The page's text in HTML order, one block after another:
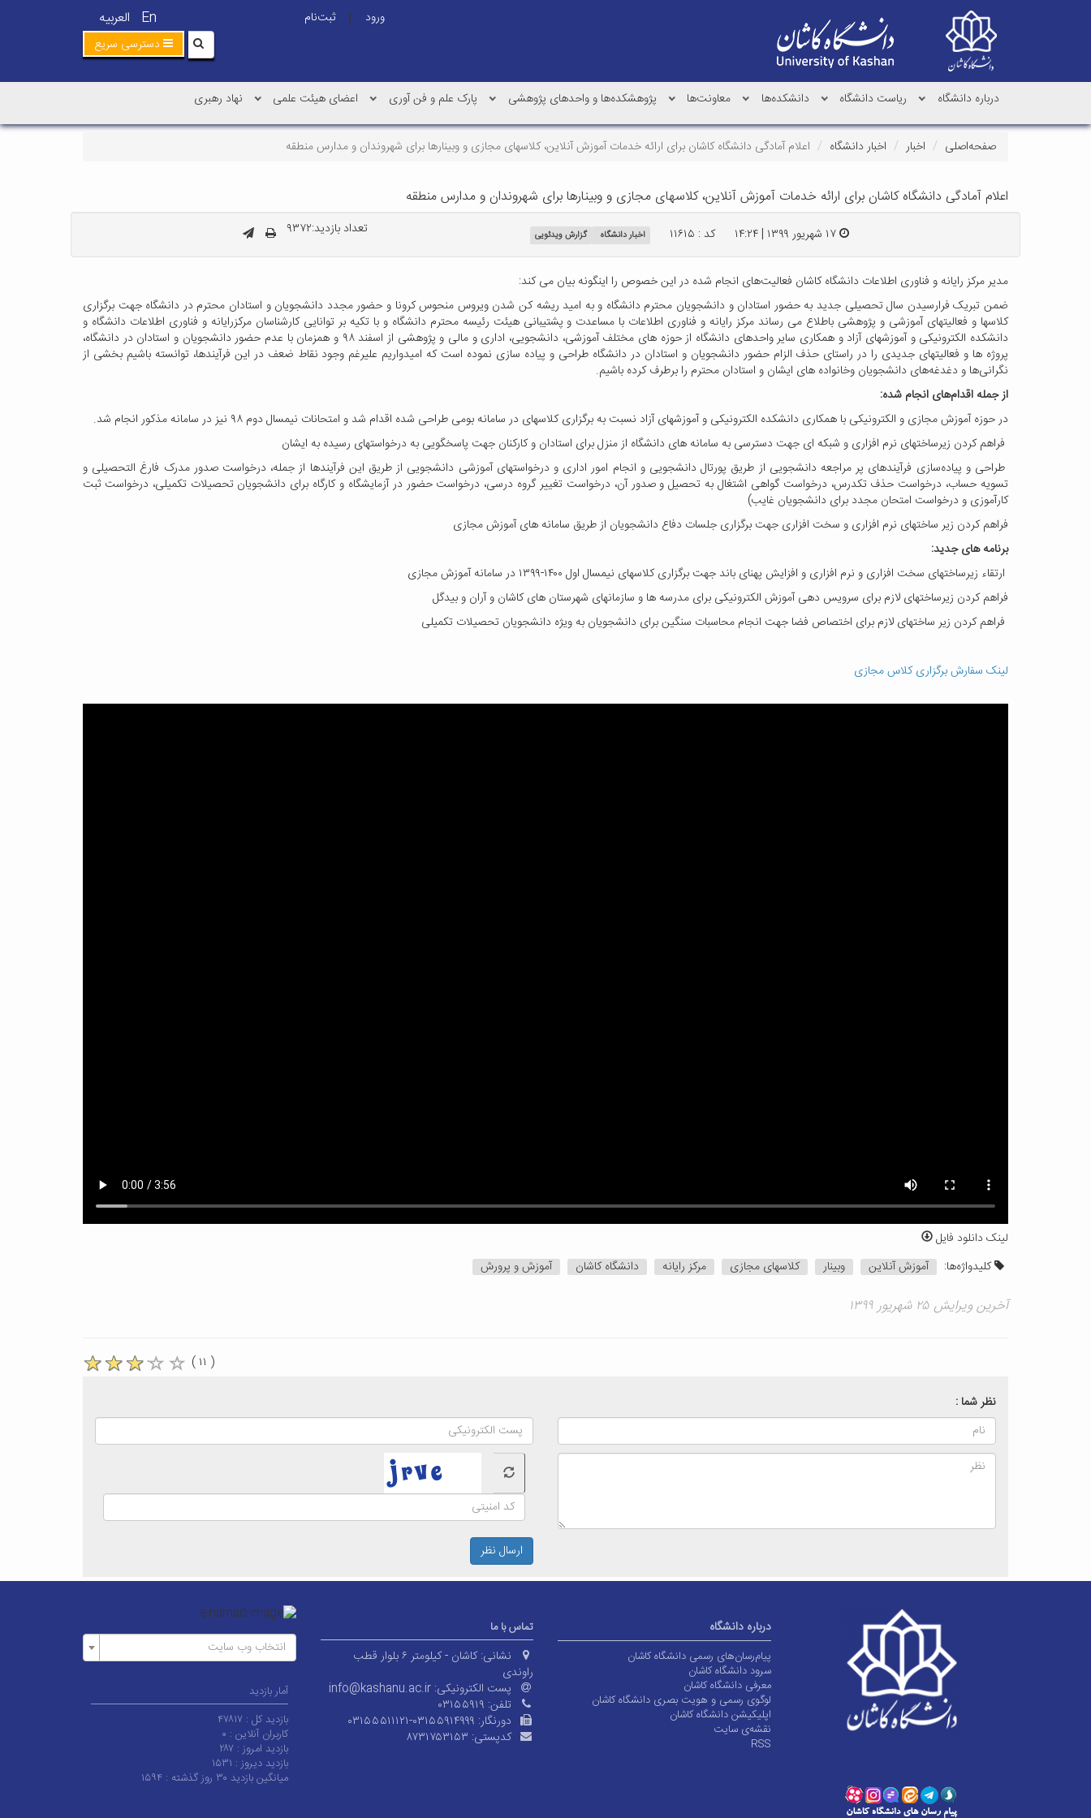
En العربیه ورود |
ثبت‌نام
دسترسی سریع
درباره دانشگاه ریاست دانشگاه دانشکده‌ها معاونت‌ها پژوهشکده‌ها و واحدهای پژوهشی پارک علم و فن آوری اعضای هیئت علمی نهاد رهبری
صفحه‌اصلی اخبار اخبار دانشگاه اعلام آمادگی دانشگاه کاشان برای ارائه خدمات آموزش آنلاین، کلاسهای مجازی و وبینارها برای شهروندان و مدارس منطقه
اعلام آمادگی دانشگاه کاشان برای ارائه خدمات آموزش آنلاین، کلاسهای مجازی و وبینارها برای شهروندان و مدارس منطقه
۱۷ شهریور ۱۳۹۹ | ۱۴:۲۴ کد : ۱۱۶۱۵ اخبار دانشگاه گزارش ویدئویی تعداد بازدید:۹۳۷۲
مدیر مرکز رایانه و فناوری اطلاعات دانشگاه کاشان فعالیت‌های انجام شده در این خصوص را اینگونه بیان می کند:
ضمن تبریک فرارسیدن سال تحصیلی جدید به حضور استادان و دانشجویان محترم دانشگاه و به امید ریشه کن شدن ویروس منحوس کرونا و حضور مجدد دانشجویان و استادان محترم در دانشگاه جهت برگزاری
کلاسها و فعالیتهای آموزشی و پژوهشی باطلاع می رساند مرکز رایانه و فناوری اطلاعات با مساعدت و پشتیبانی هیئت رئیسه محترم دانشگاه و با تکیه بر توانایی کارشناسان مرکزرایانه و فناوری اطلاعات دانشگاه و
دانشکده الکترونیکی و آموزشهای آزاد و همکاری سایر واحدهای دانشگاه از حوزه های مختلف آموزشی، دانشجویی، اداری و مالی و پژوهشی از اسفند ۹۸ و همزمان با عدم حضور دانشجویان و استادان در دانشگاه،
پروژه ها و فعالیتهای جدیدی را در راستای حذف الزام حضور دانشجویان و استادان در دانشگاه طراحی و پیاده سازی نموده است که امیدواریم علیرغم وجود نقاط ضعف در این فرآیندها، توانسته باشیم بخشی از
نگرانی‌ها و دغدغه‌های دانشجویان وخانواده های ایشان و استادان محترم را برطرف کرده باشیم.
از جمله اقدام‌های انجام شده:
در حوزه آموزش مجازی و الکترونیکی با همکاری دانشکده الکترونیکی و آموزشهای آزاد نسبت به برگزاری کلاسهای در سامانه بومی طراحی شده اقدام شد و امتحانات نیمسال دوم ۹۸ نیز در سامانه مذکور انجام شد.
فراهم کردن زیرساختهای نرم افزاری و شبکه ای جهت دسترسی به سامانه های دانشگاه از منزل برای استادان و کارکنان جهت پاسخگویی به درخواستهای رسیده به ایشان
طراحی و پیاده‌سازی فرآیندهای پر مراجعه دانشجویی از طریق پورتال دانشجویی و انجام امور اداری و درخواستهای آموزشی دانشجویی از طریق این فرآیندها از جمله، درخواست صدور مدرک فارغ التحصیلی و
تسویه حساب، درخواست حذف تکدرس، درخواست گواهی اشتغال به تحصیل و صدور آن، درخواست تغییر گروه درسی، درخواست حضور در آزمایشگاه و کارگاه برای دانشجویان تحصیلات تکمیلی، درخواست ثبت
کارآموزی و درخواست امتحان مجدد برای دانشجویان غایب)
فراهم کردن زیر ساختهای نرم افزاری و سخت افزاری جهت برگزاری جلسات دفاع دانشجویان از طریق سامانه های آموزش مجازی
برنامه های جدید:
ارتقاء زیرساختهای سخت افزاری و نرم افزاری و افزایش پهنای باند جهت برگزاری کلاسهای نیمسال اول ۱۴۰۰-۱۳۹۹ در سامانه آموزش مجازی
فراهم کردن زیرساختهای لازم برای سرویس دهی آموزش الکترونیکی برای مدرسه ها و سازمانهای شهرستان های کاشان و آران و بیدگل
فراهم کردن زیر ساختهای لازم برای اختصاص فضا جهت انجام محاسبات سنگین برای دانشجویان به ویژه دانشجویان تحصیلات تکمیلی
لینک سفارش برگزاری کلاس مجازی
لینک دانلود فایل
کلیدواژه‌ها:
آموزش آنلاین وبینار کلاسهای مجازی مرکز رایانه دانشگاه کاشان آموزش و پرورش
آخرین ویرایش ۲۵ شهریور ۱۳۹۹
( ۱۱ )
نظر شما :
ارسال نظر
درباره دانشگاه
پیام‌رسان‌های رسمی دانشگاه کاشان
سرود دانشگاه کاشان
معرفی دانشگاه کاشان
لوگوی رسمی و هویت بصری دانشگاه کاشان
اپلیکیشن دانشگاه کاشان
نقشه‌ی سایت
RSS
تماس با ما
نشانی:
کاشان - کیلومتر ۶ بلوار قطب
راوندی
پست الکترونیکی: info@kashanu.ac.ir
تلفن: ۰۳۱۵۵۹۱۹
دورنگار: ۰۳۱۵۵۵۱۱۱۲۱-۰۳۱۵۵۹۱۴۹۹۹
کدپستی: ۸۷۳۱۷۵۳۱۵۳
انتخاب وب سایت
آمار بازدید
بازدید کل : ۴۷۸۱۷
کاربران آنلاین : ۰
بازدید امروز : ۲۸۷
بازدید دیروز : ۱۵۳۱
میانگین بازدید ۳۰ روز گذشته :
۱۵۹۴